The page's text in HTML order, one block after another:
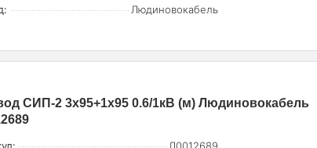
Людиновокабель
СИП-2 3х95+1х95 0.6/1кВ (м) Людиновокабель
Л0012689